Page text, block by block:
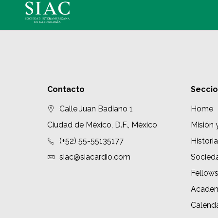
Contacto
Calle Juan Badiano 1
Ciudad de México, D.F., México
(+52) 55-55135177
siac@siacardio.com
Home
Misión
Historia
Fellows